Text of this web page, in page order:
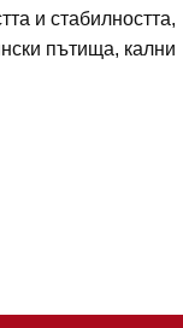
и стабилността,
пътища, кални